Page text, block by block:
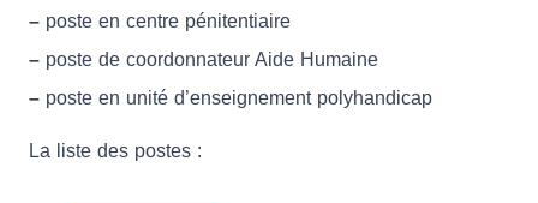
– poste en centre pénitentiaire
– poste de coordonnateur Aide Humaine
– poste en unité d’enseignement polyhandicap
La liste des postes :